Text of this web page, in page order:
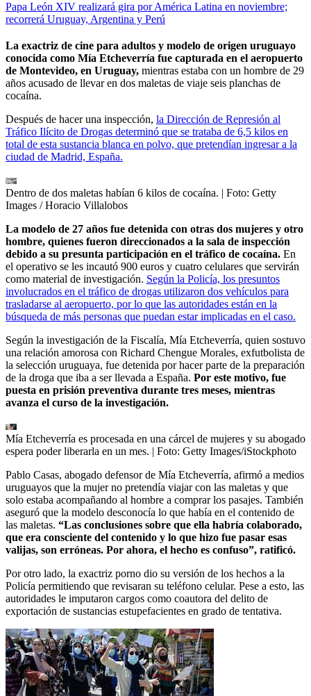
Papa León XIV realizará gira por América Latina en noviembre;
recorrerá Uruguay, Argentina y Perú
La exactriz de cine para adultos y modelo de origen uruguayo
conocida como Mía Etcheverría fue capturada en el aeropuerto
de Montevideo, en Uruguay, mientras estaba con un hombre de 29
años acusado de llevar en dos maletas de viaje seis planchas de
cocaína.
Después de hacer una inspección, la Dirección de Represión al
Tráfico Ilícito de Drogas determinó que se trataba de 6,5 kilos en
total de esta sustancia blanca en polvo, que pretendían ingresar a la
ciudad de Madrid, España.
Dentro de dos maletas habían 6 kilos de cocaína. | Foto: Getty
Images / Horacio Villalobos
La modelo de 27 años fue detenida con otras dos mujeres y otro
hombre, quienes fueron direccionados a la sala de inspección
debido a su presunta participación en el tráfico de cocaína. En
el operativo se les incautó 900 euros y cuatro celulares que servirán
como material de investigación. Según la Policía, los presuntos
involucrados en el tráfico de drogas utilizaron dos vehículos para
trasladarse al aeropuerto, por lo que las autoridades están en la
búsqueda de más personas que puedan estar implicadas en el caso.
Según la investigación de la Fiscalía, Mía Etcheverría, quien sostuvo
una relación amorosa con Richard Chengue Morales, exfutbolista de
la selección uruguaya, fue detenida por hacer parte de la preparación
de la droga que iba a ser llevada a España. Por este motivo, fue
puesta en prisión preventiva durante tres meses, mientras
avanza el curso de la investigación.
Mía Etcheverría es procesada en una cárcel de mujeres y su abogado
espera poder liberarla en un mes. | Foto: Getty Images/iStockphoto
Pablo Casas, abogado defensor de Mía Etcheverría, afirmó a medios
uruguayos que la mujer no pretendía viajar con las maletas y que
solo estaba acompañando al hombre a comprar los pasajes. También
aseguró que la modelo desconocía lo que había en el contenido de
las maletas. “Las conclusiones sobre que ella habría colaborado,
que era consciente del contenido y lo que hizo fue pasar esas
valijas, son erróneas. Por ahora, el hecho es confuso”, ratificó.
Por otro lado, la exactriz porno dio su versión de los hechos a la
Policía permitiendo que revisaran su teléfono celular. Pese a esto, las
autoridades le imputaron cargos como coautora del delito de
exportación de sustancias estupefacientes en grado de tentativa.